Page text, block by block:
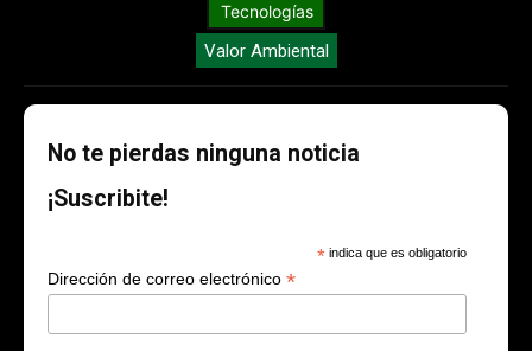
Tecnologías
Valor Ambiental
No te pierdas ninguna noticia
¡Suscribite!
* indica que es obligatorio
Dirección de correo electrónico *